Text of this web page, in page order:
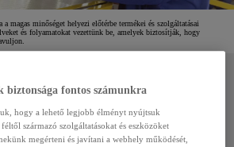
a magas minőséget helyezi előtérbe termékei és szolgáltatásai
és folyamatokat vezettünk be, amelyek biztosítják, hogy
biztonsága fontos számunkra
hogy a lehető legjobb élményt nyújtsuk
származó szolgáltatásokat és eszközöket
megérteni és javítani a webhely működését,